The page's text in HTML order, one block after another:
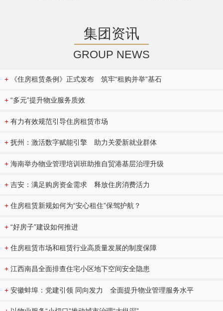
集团资讯
GROUP NEWS
+ 《住房租赁条例》正式发布 筑牢“租购并举”基石
+ “多元”提升物业服务质效
+ 有力有效规范引导住房租赁市场
+ 抚州：激活数字赋能引擎 助力关爱新就业群体
+ 海南举办物业管理培训班助推自贸港基层治理升级
+ 吉安：满足购房资金需求 释放住房消费活力
+ 住房租赁新规如何为“安心租住”保驾护航？
+ “好房子”建设如何推进
+ 住房租赁市场和租赁行业高质量发展的制度保障
+ 江西南昌全面排查住宅小区地下空间安全隐患
+ 安徽蚌埠：党建引领 同向发力 全面提升物业管理服务水平